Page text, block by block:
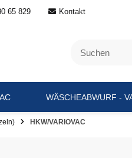
65 829 Kontakt
WÄSCHEABWURF -
HKW/VARIOVAC